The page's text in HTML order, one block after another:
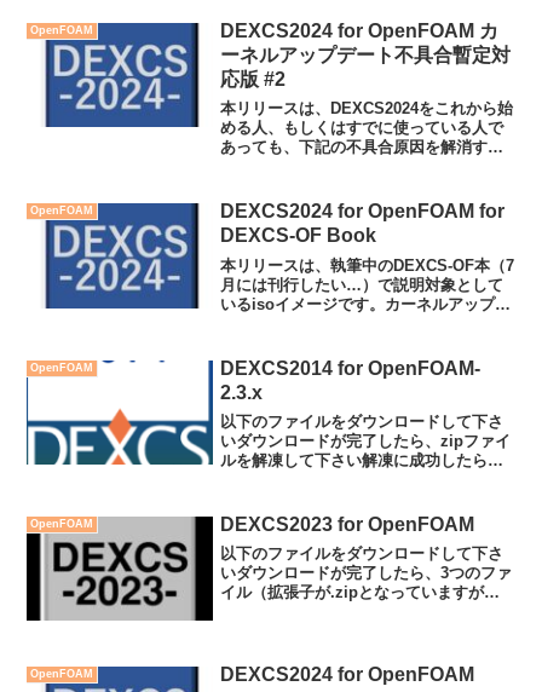
OpenFOAM
DEXCS2024 for OpenFOAM カ
ーネルアップデート不具合暫定対
応版 #2
本リリースは、DEXCS2024をこれから始
める人、もしくはすでに使っている人で
あっても、下記の不具合原因を解消する
方法については、こちらの記事を参照さ
れたい。...
OpenFOAM
DEXCS2024 for OpenFOAM for
DEXCS-OF Book
本リリースは、執筆中のDEXCS-OF本（7
月には刊行したい…）で説明対象として
いるisoイメージです。カーネルアップデ
ては、こちらの記事を参照されたい。暫
定対応版#...
OpenFOAM
DEXCS2014 for OpenFOAM-
2.3.x
以下のファイルをダウンロードして下さ
いダウンロードが完了したら、zipファイ
ルを解凍して下さい解凍に成功したらハ
64.isoWindowsの場合（端末が Po...
OpenFOAM DEXCS2023 for OpenFOAM
以下のファイルをダウンロードして下さ
いダウンロードが完了したら、3つのファ
イル（拡張子が.zipとなっていますが、
OpenFOAM DEXCS2024 for OpenFOAM